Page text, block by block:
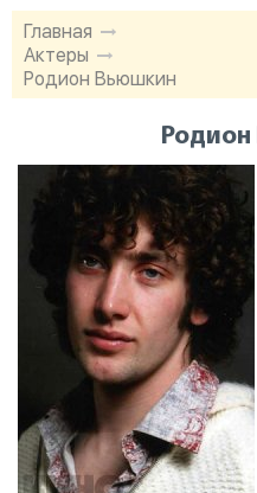
Главная
Актеры
Родион Вьюшкин